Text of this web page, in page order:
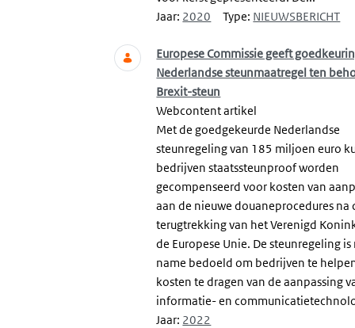
Jaar: 2020 Type: NIEUWSBERICHT
Europese Commissie geeft
Nederlandse steunmaatregel ten
Brexit-steun
Webcontent artikel
Met de goedgekeurde Nederlandse
steunregeling van 185 miljoen euro
bedrijven staatssteunproof worden
gecompenseerd voor kosten van
aan de nieuwe douaneprocedures na
terugtrekking van het Verenigd
de Europese Unie. De steunregeling is
name bedoeld om bedrijven te
kosten te dragen van de aanpassing
informatie- en
Jaar: 2022